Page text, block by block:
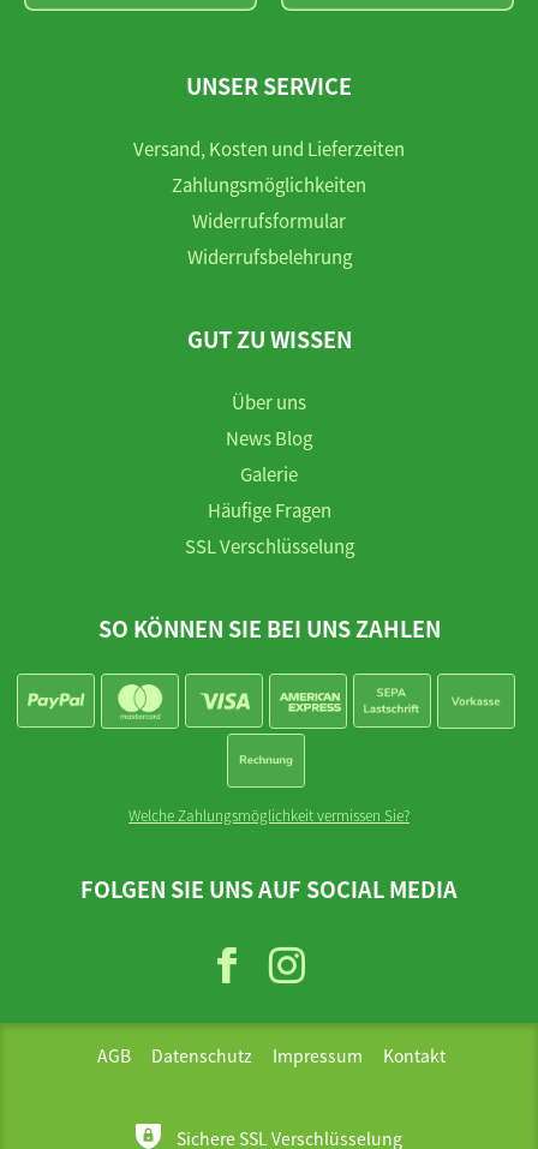
UNSER SERVICE
Versand, Kosten und Lieferzeiten
Zahlungsmöglichkeiten
Widerrufsformular
Widerrufsbelehrung
GUT ZU WISSEN
Über uns
News Blog
Galerie
Häufige Fragen
SSL Verschlüsselung
SO KÖNNEN SIE BEI UNS ZAHLEN
Welche Zahlungsmöglichkeit vermissen Sie?
FOLGEN SIE UNS AUF SOCIAL MEDIA
Sichere SSL Verschlüsselung
AGB Datenschutz Impressum Kontakt